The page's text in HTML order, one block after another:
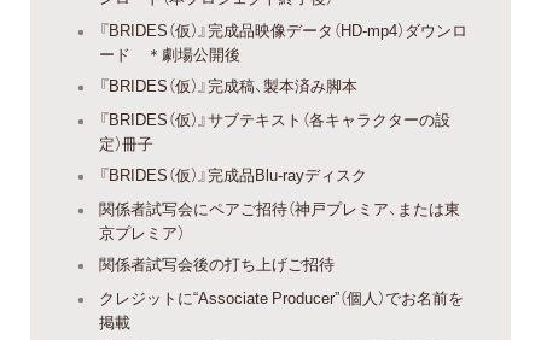
『BRIDES（仮）』完成品映像データ（HD-mp4）ダウンロ
ード ＊劇場公開後
『BRIDES（仮）』完成稿、製本済み脚本
『BRIDES（仮）』サブテキスト（各キャラクターの設
定）冊子
『BRIDES（仮）』完成品Blu-rayディスク
関係者試写会にペアご招待（神戸プレミア、または東
京プレミア）
関係者試写会後の打ち上げご招待
クレジットに“Associate Producer”（個人）でお名前を
掲載